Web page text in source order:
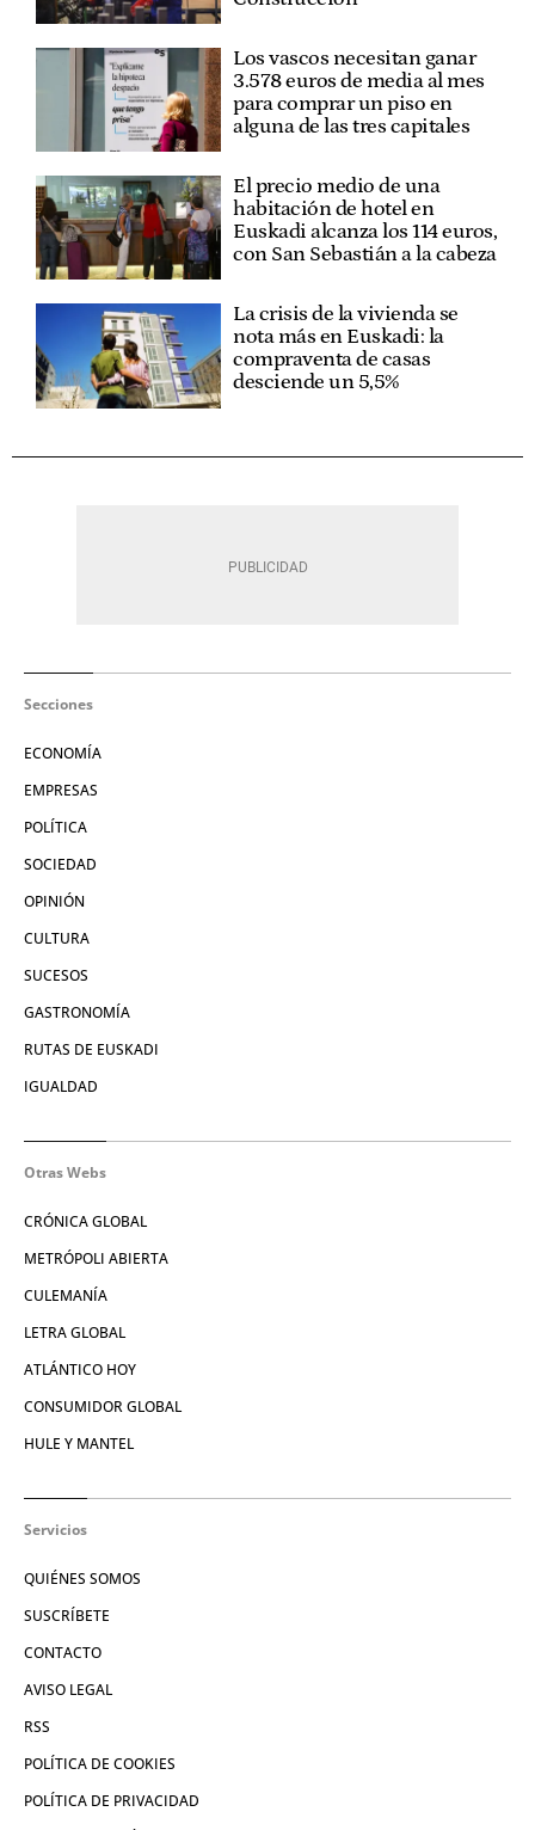
Los vascos necesitan ganar
3.578 euros de media al mes
para comprar un piso en
alguna de las tres capitales
El precio medio de una
habitación de hotel en
Euskadi alcanza los 114 euros,
con San Sebastián a la cabeza
La crisis de la vivienda se
nota más en Euskadi: la
compraventa de casas
desciende un 5,5%
Secciones
ECONOMÍA
EMPRESAS
POLÍTICA
SOCIEDAD
OPINIÓN
CULTURA
SUCESOS
GASTRONOMÍA
RUTAS DE EUSKADI
IGUALDAD
Otras Webs
CRÓNICA GLOBAL
METRÓPOLI ABIERTA
CULEMANÍA
LETRA GLOBAL
ATLÁNTICO HOY
CONSUMIDOR GLOBAL
HULE Y MANTEL
Servicios
QUIÉNES SOMOS
SUSCRÍBETE
CONTACTO
AVISO LEGAL
RSS
POLÍTICA DE COOKIES
POLÍTICA DE PRIVACIDAD